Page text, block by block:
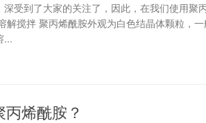
受到了大家的关注了，因此，在我们使用聚
解搅拌 聚丙烯酰胺外观为白色结晶体颗粒，
...
烯酰胺？